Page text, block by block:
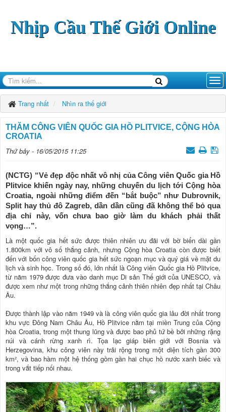
Nhịp Cầu Thế Giới Online
Trang nhất Nhìn ra thế giới
THĂM CÔNG VIÊN QUỐC GIA HỒ PLITVICE, CỘNG HÒA
CROATIA
Thứ bảy - 16/05/2015 11:25
(NCTG) “Vẻ đẹp độc nhất vô nhị của Công viên Quốc gia Hồ
Plitvice khiến ngày nay, những chuyến du lịch tới Cộng hòa
Croatia, ngoài những điểm đến “bắt buộc” như Dubrovnik,
Split hay thủ đô Zagreb, dần dần cũng đã không thể bỏ qua
địa chỉ này, vốn chưa bao giờ làm du khách phải thất
vọng…”.
Là một quốc gia hết sức được thiên nhiên ưu đãi với bờ biển dài gần
1.800km với vô số thắng cảnh, nhưng Cộng hòa Croatia còn được biết
đến với bốn công viên quốc gia hết sức ngoạn mục và quý giá về mặt du
lịch và sinh học. Trong số đó, lớn nhất là Công viên Quốc gia Hồ Plitvice,
từ năm 1979 được đưa vào danh mục Di sản Thế giới của UNESCO, và
được xem như một trong những thắng cảnh thiên nhiên đẹp nhất tại Châu
Âu.
Được thành lập vào năm 1949 và là công viên quốc gia lâu đời nhất trong
khu vực Đông Nam Châu Âu, Hồ Plitvice nằm tại miền Trung của Cộng
hòa Croatia, trong một thung lũng và được bao phủ tứ bề bởi những rặng
núi và cánh rừng xanh rì. Tọa lạc giáp biên giới với Bosnia và
Herzegovina, khu công viên này trải rộng trong một diện tích gần 300
km², và bao hàm một hệ thống gồm gần hai chục hồ nước xanh biếc và
trong vắt tiếp nối nhau.